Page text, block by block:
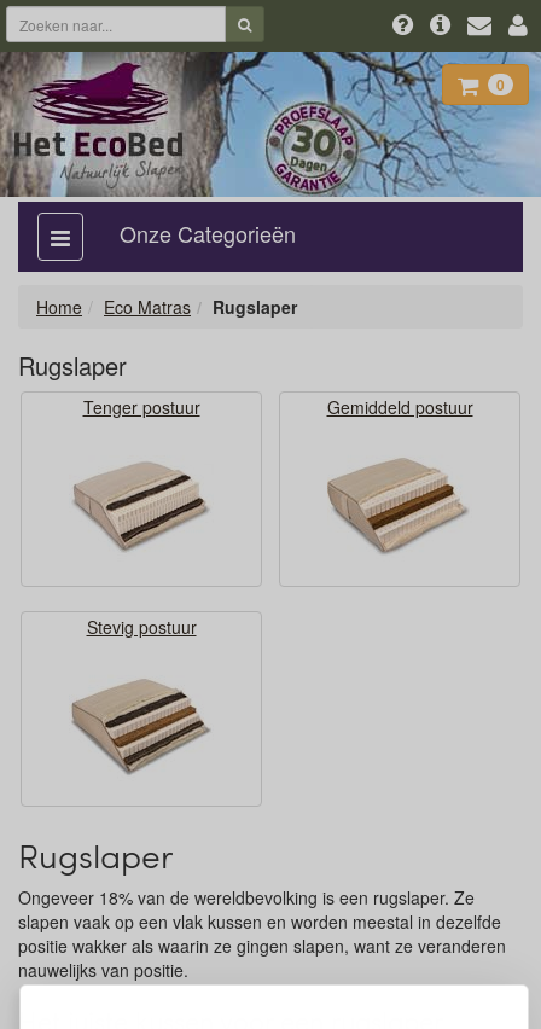
0
categorie
aan,
Onze Categorieën
Home Eco Matras Rugslaper
Rugslaper
Tenger postuur Gemiddeld postuur
Stevig postuur
Rugslaper
Ongeveer 18% van de wereldbevolking is een rugslaper. Ze
slapen vaak op een vlak kussen en worden meestal in dezelfde
positie wakker als waarin ze gingen slapen, want ze veranderen
nauwelijks van positie.